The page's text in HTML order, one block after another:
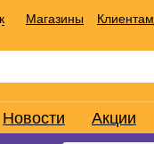
Магазины Клиентам
Новости Акции